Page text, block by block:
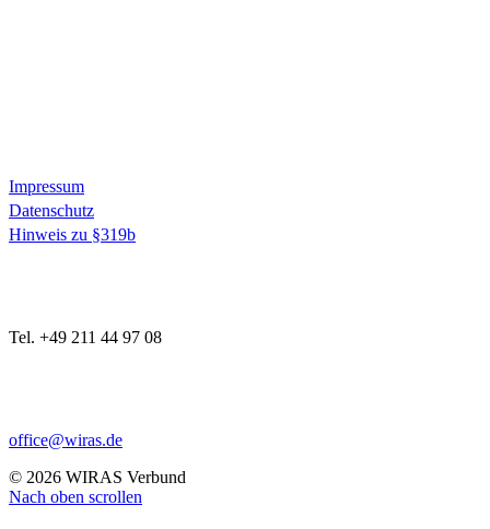
Impressum
Datenschutz
Hinweis zu §319b
Tel. +49 211 44 97 08
office@wiras.de
© 2026 WIRAS Verbund
Nach oben scrollen